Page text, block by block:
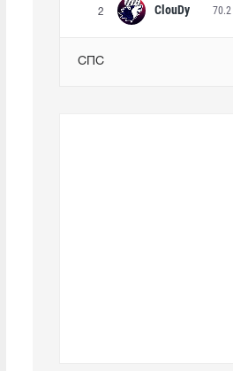
2 ClouDy 70.2
СПС